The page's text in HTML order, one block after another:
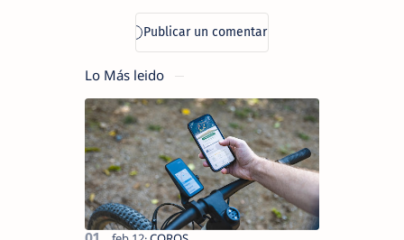
Lo Más leido